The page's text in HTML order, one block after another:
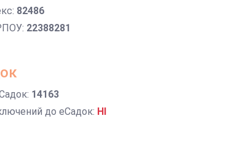
82486
22388281
14163
до еСадок: НІ